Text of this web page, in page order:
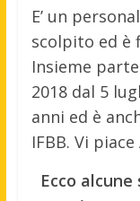
E’ un
scolpito ed è
Insieme
2018 dal 5
anni ed è
IFBB. Vi piace
Ecco